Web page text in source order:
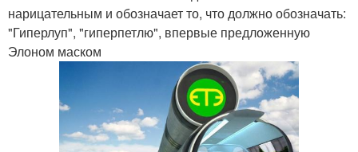
нарицательным и обозначает то, что должно обозначать:
"Гиперлуп", "гиперпетлю", впервые предложенную
Элоном маском